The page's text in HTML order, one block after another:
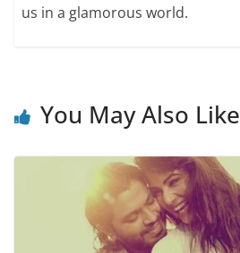
us in a glamorous world.
You May Also Like